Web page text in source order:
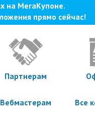
на МегаКупоне.
прямо сейчас!
Партнерам
Вебмастерам Все